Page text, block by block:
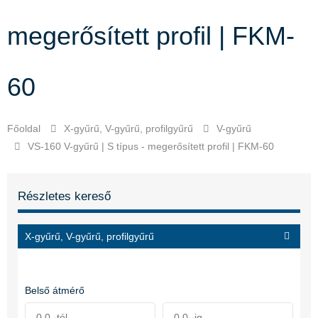
megerősített profil | FKM-
60
Főoldal X-gyűrű, V-gyűrű, profilgyűrű
V-gyűrű
VS-160 V-gyűrű | S típus - megerősített profil | FKM-60
Részletes kereső
X-gyűrű, V-gyűrű, profilgyűrű
Belső átmérő